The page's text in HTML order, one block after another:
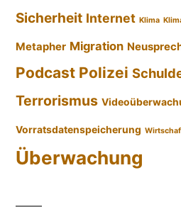
Sicherheit Internet Klima
Metapher Migration
Podcast Polizei
Terrorismus
Vorratsdatenspeicherung
Überwachung